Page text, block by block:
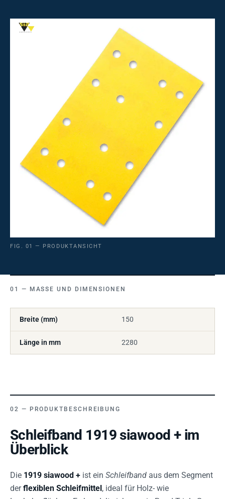
FIG. 01 — PRODUKTANSICHT
MASSE UND DIMENSIONEN
Breite (mm) 150
Länge in mm 2280
PRODUKTBESCHREIBUNG
Schleifband 1919 siawood + im
Überblick
Die 1919 siawood + ist ein Schleifband aus dem Segment
derflexiblen Schleifmittel , ideal für Holz- wie